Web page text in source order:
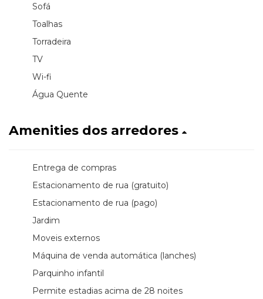
Sofá
Toalhas
Torradeira
TV
Wi-fi
Água Quente
Amenities dos arredores
Entrega de compras
Estacionamento de rua (gratuito)
Estacionamento de rua (pago)
Jardim
Moveis externos
Máquina de venda automática (lanches)
Parquinho infantil
Permite estadias acima de 28 noites